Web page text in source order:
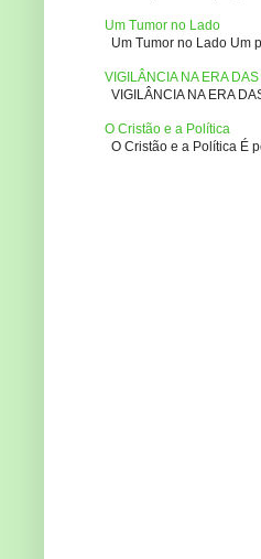
Um Tumor no Lado
Um Tumor no Lado Um
VIGILÂNCIA NA ERA
VIGILÂNCIA NA ERA
O Cristão e a Política
O Cristão e a Política É